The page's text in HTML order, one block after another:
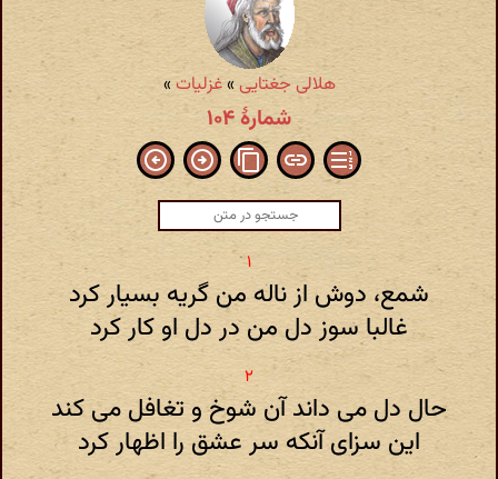
هلالی جغتایی»غزلیات »
شمارهٔ ۱۰۴
شمع، دوش از ناله من گریه بسیار کرد
غالبا سوز دل من در دل او کار کرد
حال دل می داند آن شوخ و تغافل می کند
این سزای آنکه سر عشق را اظهار کرد